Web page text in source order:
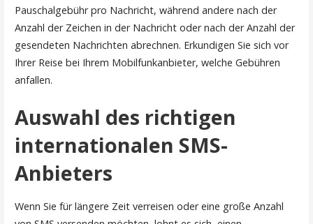
Pauschalgebühr pro Nachricht, während andere nach der
Anzahl der Zeichen in der Nachricht oder nach der Anzahl der
gesendeten Nachrichten abrechnen. Erkundigen Sie sich vor
Ihrer Reise bei Ihrem Mobilfunkanbieter, welche Gebühren
anfallen.
Auswahl des richtigen
internationalen SMS-
Anbieters
Wenn Sie für längere Zeit verreisen oder eine große Anzahl